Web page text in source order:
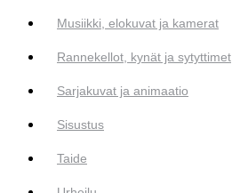
Musiikki, elokuvat ja kamerat
Rannekellot, kynät ja sytyttimet
Sarjakuvat ja animaatio
Sisustus
Taide